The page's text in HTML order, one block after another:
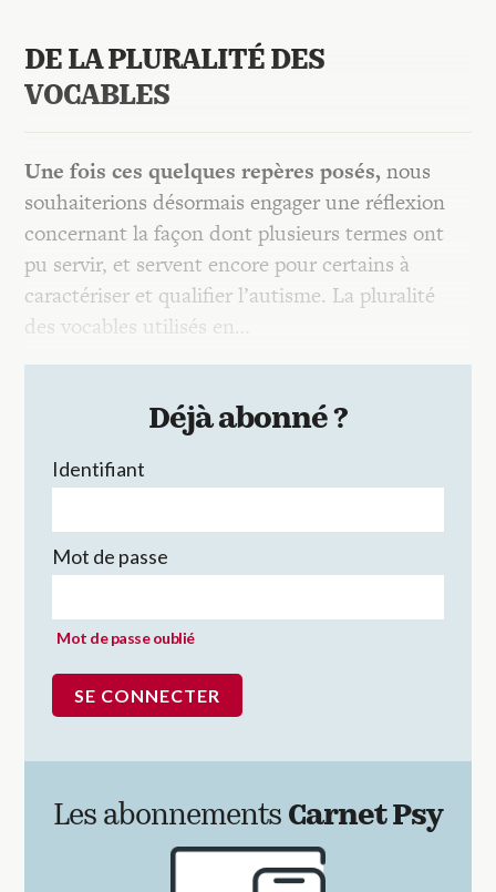
DE LA PLURALITÉ DES
VOCABLES
Une fois ces quelques repères posés, nous
souhaiterions désormais engager une réflexion
concernant la façon dont plusieurs termes ont
pu servir, et servent encore pour certains à
caractériser et qualifier l’autisme. La pluralité
des vocables utilisés en…
Déjà abonné ?
Identifiant
Mot de passe
Mot de passe oublié
Les abonnements Carnet Psy